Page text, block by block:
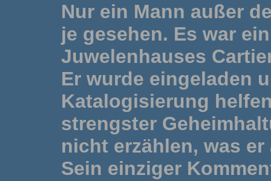
Nur ein Mann außer
je gesehen. Es war
Juwelenhauses
Er wurde eingeladen
Katalogisierung
strengster
nicht erzählen, was
Sein einziger